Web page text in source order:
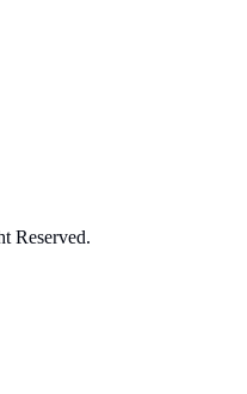
Reserved.